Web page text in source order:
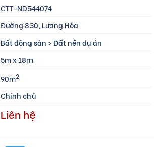
CTT-ND544074
Đường 830, Lương Hòa
Bất động sản >Đất nền dự án
5m x 18m
90m2
Chính chủ
Liên hệ